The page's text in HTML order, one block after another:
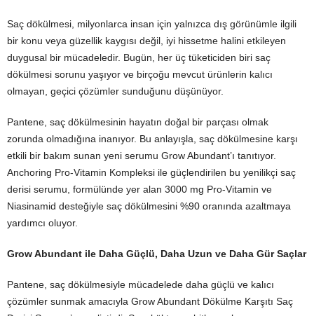
Saç dökülmesi, milyonlarca insan için yalnızca dış görünümle ilgili
bir konu veya güzellik kaygısı değil, iyi hissetme halini etkileyen
duygusal bir mücadeledir. Bugün, her üç tüketiciden biri saç
dökülmesi sorunu yaşıyor ve birçoğu mevcut ürünlerin kalıcı
olmayan, geçici çözümler sunduğunu düşünüyor.
Pantene, saç dökülmesinin hayatın doğal bir parçası olmak
zorunda olmadığına inanıyor. Bu anlayışla, saç dökülmesine karşı
etkili bir bakım sunan yeni serumu Grow Abundant’ı tanıtıyor.
Anchoring Pro-Vitamin Kompleksi ile güçlendirilen bu yenilikçi saç
derisi serumu, formülünde yer alan 3000 mg Pro-Vitamin ve
Niasinamid desteğiyle saç dökülmesini %90 oranında azaltmaya
yardımcı oluyor.
Grow Abundant ile Daha Güçlü, Daha Uzun ve Daha Gür Saçlar
Pantene, saç dökülmesiyle mücadelede daha güçlü ve kalıcı
çözümler sunmak amacıyla Grow Abundant Dökülme Karşıtı Saç